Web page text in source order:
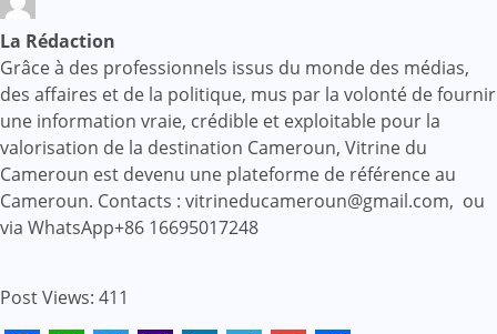
La Rédaction
Grâce à des professionnels issus du monde des médias,
des affaires et de la politique, mus par la volonté de fournir
une information vraie, crédible et exploitable pour la
valorisation de la destination Cameroun, Vitrine du
Cameroun est devenu une plateforme de référence au
Cameroun. Contacts : vitrineducameroun@gmail.com, ou
via WhatsApp+86 16695017248
Post Views: 411